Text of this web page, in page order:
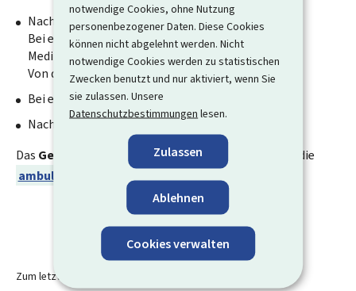
notwendige Cookies, ohne Nutzung
personenbezogener Daten. Diese Cookies
können nicht abgelehnt werden. Nicht
notwendige Cookies werden zu statistischen
Zwecken benutzt und nur aktiviert, wenn Sie
sie zulassen. Unsere
Datenschutzbestimmungen lesen.
Zulassen
Ablehnen
Cookies verwalten
Nach einerOperation mit Narkose.
Bei einer Narkose bekommen Sie ein spezielles
Medikament.
Von diesem Medikament schlafen Sie.
Bei einerschweren Krankheit
Nach einemschweren Unfall.
Das Gegen-Teil
von der stationären Behandlung ist die
ambulante Behandlung
Zum letzten Mal aktualisiert am